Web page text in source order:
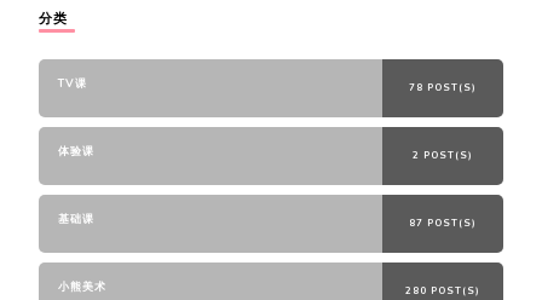
分类
TV课 78 POST(S)
体验课 2 POST(S)
基础课 87 POST(S)
小熊美术 280 POST(S)